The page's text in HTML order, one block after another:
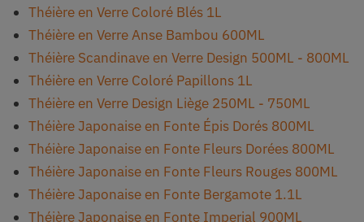
Théière en Verre Coloré Blés 1L
Théière en Verre Anse Bambou 600ML
Théière Scandinave en Verre Design 500ML - 800ML
Théière en Verre Coloré Papillons 1L
Théière en Verre Design Liège 250ML - 750ML
Théière Japonaise en Fonte Épis Dorés 800ML
Théière Japonaise en Fonte Fleurs Dorées 800ML
Théière Japonaise en Fonte Fleurs Rouges 800ML
Théière Japonaise en Fonte Bergamote 1.1L
Théière Japonaise en Fonte Imperial 900ML